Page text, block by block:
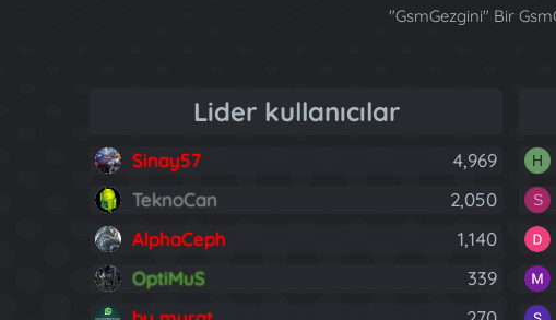
"GsmGezgini" Bir
Lider kullanıcılar
Sinay57
4,969
TeknoCan
2,050
AlphaCeph
1,140
OptiMuS
339
H
S